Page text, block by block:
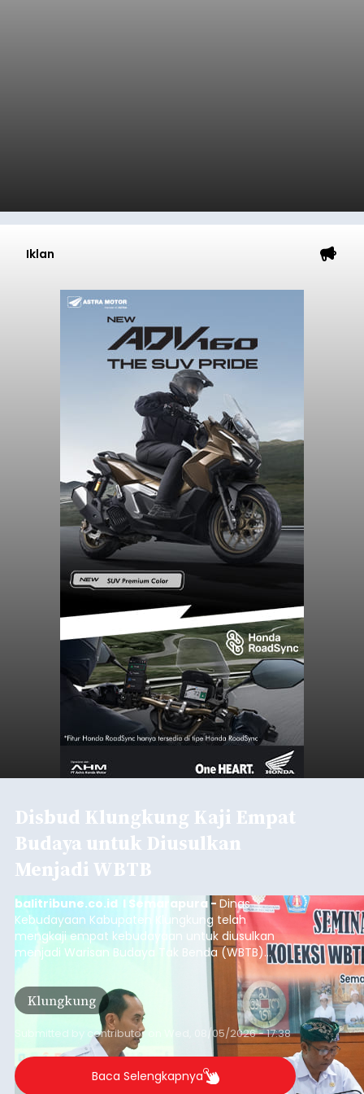
Iklan
Disbud Klungkung Kaji Empat
Budaya untuk Diusulkan
Menjadi WBTB
balitribune.co.id I Semarapura - Dinas
Kebudayaan Kabupaten Klungkung telah
mengkaji empat kebudayaan untuk diusulkan
menjadi Warisan Budaya Tak Benda (WBTB)
tahun 2026.
Klungkung
Submitted by contributor Wed, 08/05/2026 - 17:38
Baca Selengkapnya